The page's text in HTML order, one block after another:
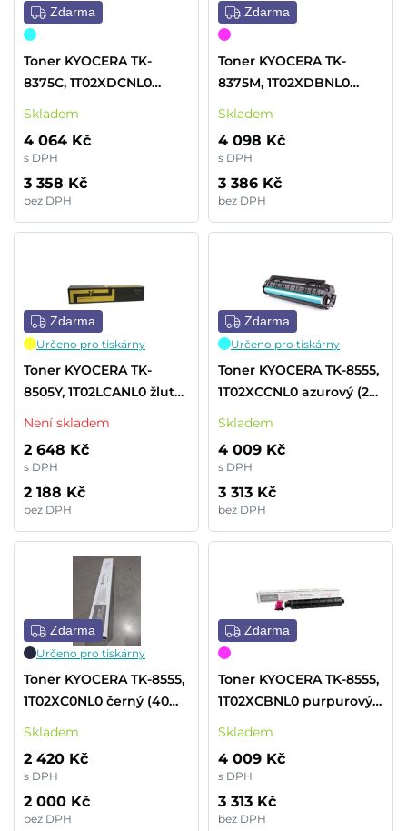
Zdarma
Toner KYOCERA TK-
8375C, 1T02XDCNL0
azurový (20 000 stran)
Skladem
4 064 Kč
s DPH
3 358 Kč
bez DPH
Zdarma
Toner KYOCERA TK-
8375M, 1T02XDBNL0
purpurový (20 000 stran)
Skladem
4 098 Kč
s DPH
3 386 Kč
bez DPH
Zdarma
Určeno pro tiskárny
Toner KYOCERA TK-
8505Y, 1T02LCANL0 žlutý
(20 000 stran)
Není skladem
2 648 Kč
s DPH
2 188 Kč
bez DPH
Zdarma
Určeno pro tiskárny
Toner KYOCERA TK-8555,
1T02XCCNL0 azurový (24
000 stran)
Skladem
4 009 Kč
s DPH
3 313 Kč
bez DPH
Zdarma
Určeno pro tiskárny
Toner KYOCERA TK-8555,
1T02XC0NL0 černý (40
000 stran)
Skladem
2 420 Kč
s DPH
2 000 Kč
bez DPH
Zdarma
Toner KYOCERA TK-8555,
1T02XCBNL0 purpurový
(24 000 stran)
Skladem
4 009 Kč
s DPH
3 313 Kč
bez DPH